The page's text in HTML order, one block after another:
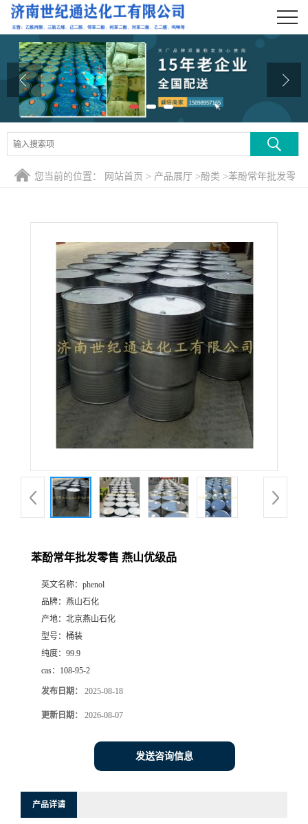
公司首页
公司介绍
公司动态
产品展厅
证书荣誉
您当前的位置： 网站首页 > 产品展厅 >酚类 >苯酚常年批发零
苯酚常年批发零售 燕山优级品
英文名称： phenol
品牌： 燕山石化
产地： 北京燕山石化
型号： 桶装
纯度： 99.9
cas： 108-95-2
发布日期： 2025-08-18
更新日期： 2026-08-07
发送咨询信息
产品详请